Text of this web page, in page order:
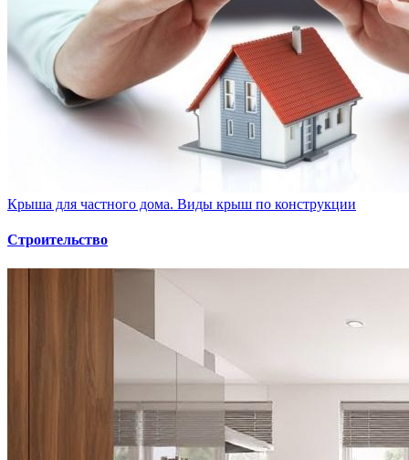
Крыша для частного дома. Виды крыш по конструкции
Строительство